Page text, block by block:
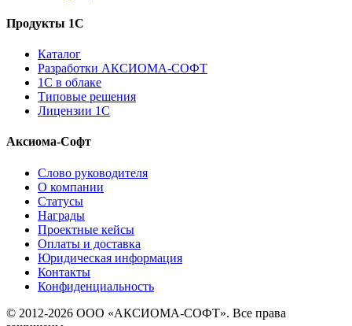
Продукты 1С
Каталог
Разработки АКСИОМА-СОФТ
1С в облаке
Типовые решения
Лицензии 1С
Аксиома-Софт
Слово руководителя
О компании
Статусы
Награды
Проектные кейсы
Оплаты и доставка
Юридическая информация
Контакты
Конфиденциальность
© 2012-2026 ООО «АКСИОМА-СОФТ». Все права